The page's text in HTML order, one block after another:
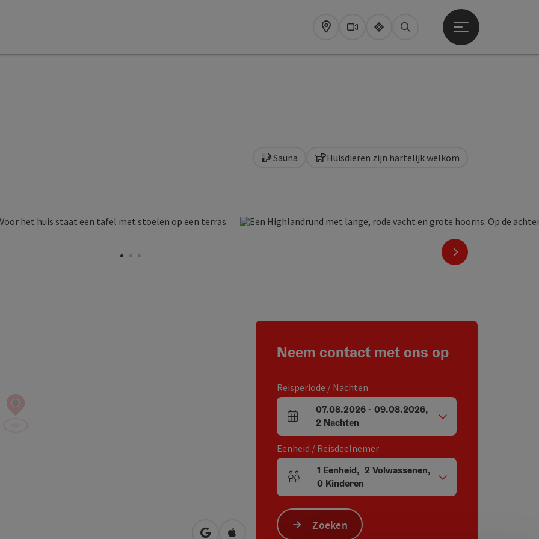
Map WebcamsUpperguide
Zoeken
Startmenu openen
nächstes Element
Sauna Huisdieren zijn hartelijk welkom
Neem contact met ons op
Reisperiode / Nachten
Velden voor aankomst en vertrek
07.08.2026- 09.08.2026,
2 Nachten
Eenheid / Reisdeelnemer
Aantal eenheden en persoonsvelden
1 Eenheid, 2 Volwassenen,
0 Kinderen
Zoeken